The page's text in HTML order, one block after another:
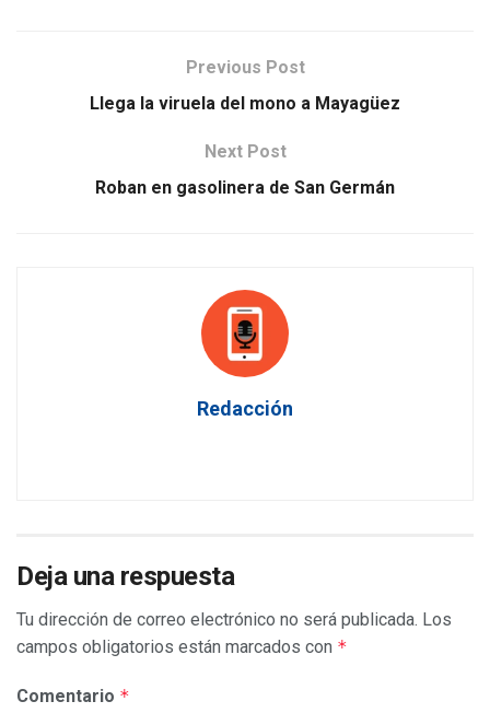
Previous Post
Llega la viruela del mono a Mayagüez
Next Post
Roban en gasolinera de San Germán
Redacción
Deja una respuesta
Tu dirección de correo electrónico no será publicada. Los
campos obligatorios están marcados con *
Comentario *